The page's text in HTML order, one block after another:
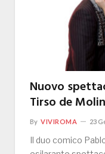
Nuovo
Tirso de
By VIVIROMA 23
Il duo comico